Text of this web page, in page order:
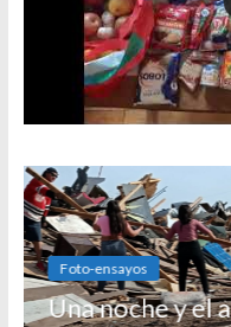
Foto-ensayos
Una noche y el